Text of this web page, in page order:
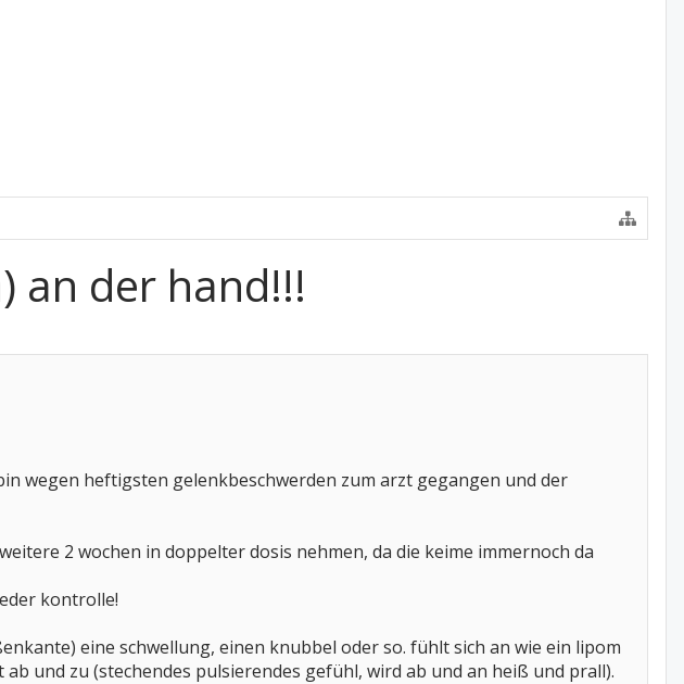
an der hand!!!
wegen heftigsten gelenkbeschwerden zum arzt gegangen und der
2 wochen in doppelter dosis nehmen, da die keime immernoch da
kontrolle!
eine schwellung, einen knubbel oder so. fühlt sich an wie ein lipom
und zu (stechendes pulsierendes gefühl, wird ab und an heiß und prall).